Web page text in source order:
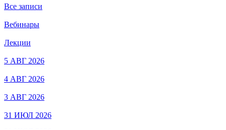
Все записи
Вебинары
Лекции
5 АВГ 2026
4 АВГ 2026
3 АВГ 2026
31 ИЮЛ 2026